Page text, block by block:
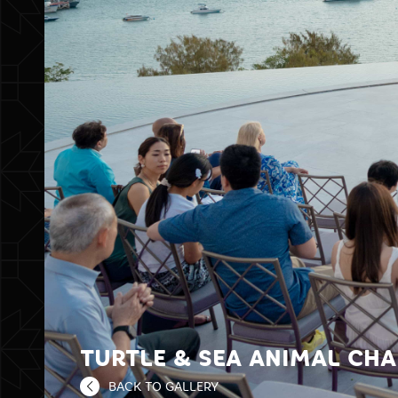
TURTLE & SEA ANIMAL
BACK TO GALLERY